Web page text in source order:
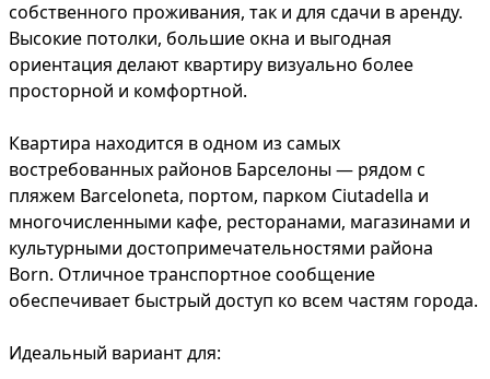
собственного проживания, так и для сдачи в аренду.
Высокие потолки, большие окна и выгодная
ориентация делают квартиру визуально более
просторной и комфортной.
Квартира находится в одном из самых
востребованных районов Барселоны — рядом с
пляжем Barceloneta, портом, парком Ciutadella и
многочисленными кафе, ресторанами, магазинами и
культурными достопримечательностями района
Born. Отличное транспортное сообщение
обеспечивает быстрый доступ ко всем частям города.
Идеальный вариант для: